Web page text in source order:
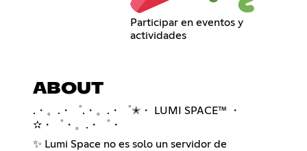
Participar en eventos y
actividades
ABOUT
.・。.・゜.・。.・゜✭・ LUMI SPACE™ ・
✫・゜・。.・゜・
✨ Lumi Space no es solo un servidor de